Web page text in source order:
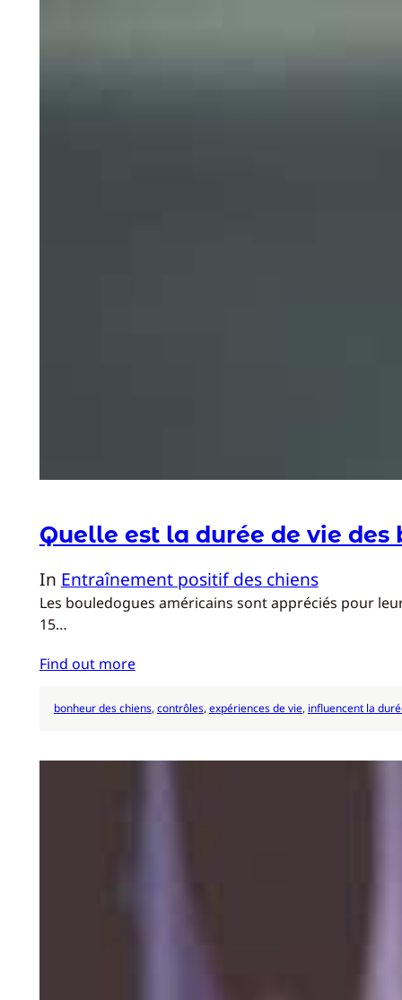
Quelle est la durée de vie
In Entraînement positif des chiens
Les bouledogues américains sont appréciés pour
15…
Find out more
bonheur des chiens, contrôles, expériences de vie, influencent la